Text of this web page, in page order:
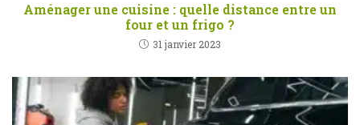
Aménager une cuisine : quelle distance entre un
four et un frigo ?
31 janvier 2023